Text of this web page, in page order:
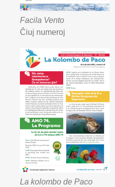
Facila Vento
Ĉiuj numeroj
La kolombo de Paco